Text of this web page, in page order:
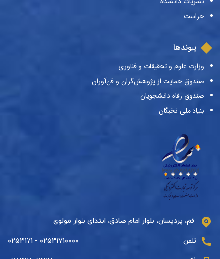
حراست
پیوندها
وزارت علوم و تحقیقات و فناوری
صندوق حمایت از پژوهش‌گران و فن‌آوران
صندوق رفاه دانشجویان
بنیاد ملی نخبگان
قم، پردیسان، بلوار امام صادق، ابتدای بلوار مولوی
تلفن ۰۲۵۳۱۷۱۰۰۰۰ - ۰۲۵۳۱۷۱